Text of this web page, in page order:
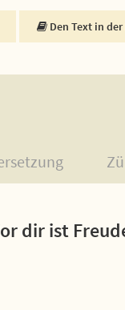
Den Text in
dir ist